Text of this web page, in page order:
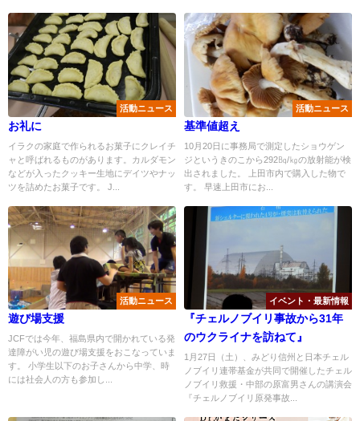
活動ニュース
お礼に
イラクの家庭で作られるお菓子にクレイチ
ャと呼ばれるものがあります。カルダモン
などが入ったクッキー生地にデイツやナッ
ツを詰めたお菓子です。 J...
活動ニュース
基準値超え
10月20日に事務局で測定したショウゲン
ジというきのこから292㏃/㎏の放射能が検
出されました。 上田市内で購入した物で
す。 早速上田市にお...
活動ニュース
遊び場支援
JCFでは今年、福島県内で開かれている発
達障がい児の遊び場支援をおこなっていま
す。 小学生以下のお子さんから中学、時
には社会人の方も参加し...
イベント・最新情報
『チェルノブイリ事故から31年
のウクライナを訪ねて』
1月27日（土）、みどり信州と日本チェル
ノブイリ連帯基金が共同で開催したチェル
ノブイリ救援・中部の原富男さんの講演会
『チェルノブイリ原発事故...